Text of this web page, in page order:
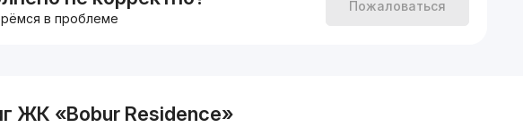
в проблеме
Пожаловаться
ЖК «Bobur Residence»